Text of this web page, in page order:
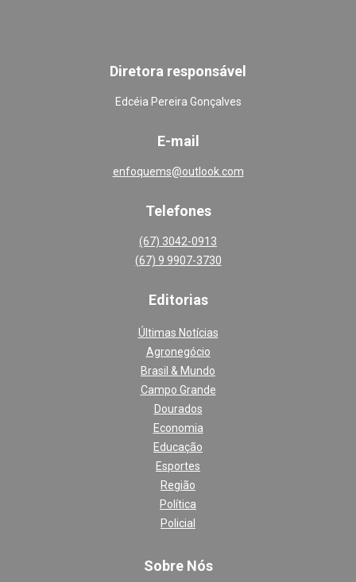
Diretora responsável
Edcéia Pereira Gonçalves
E-mail
enfoquems@outlook.com
Telefones
(67) 3042-0913
(67) 9 9907-3730
Editorias
Últimas Notícias
Agronegócio
Brasil & Mundo
Campo Grande
Dourados
Economia
Educação
Esportes
Região
Política
Policial
Sobre Nós